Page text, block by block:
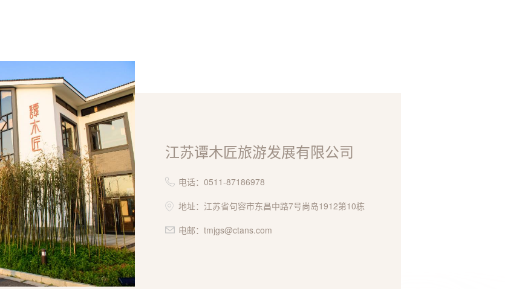
江苏谭木匠旅游发展有限公司
电话：0511-87186978
地址：江苏省句容市东昌中路7号尚岛1912第10栋
电邮：tmjgs@ctans.com